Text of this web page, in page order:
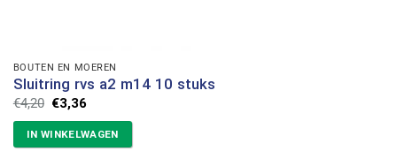
BOUTEN EN MOEREN
Sluitring rvs a2 m14 10 stuks
€4,20 Oorspronkelijke
prijs
was:
€4,20.
€3,36Huidige
is:
€3,36.
IN WINKELWAGEN